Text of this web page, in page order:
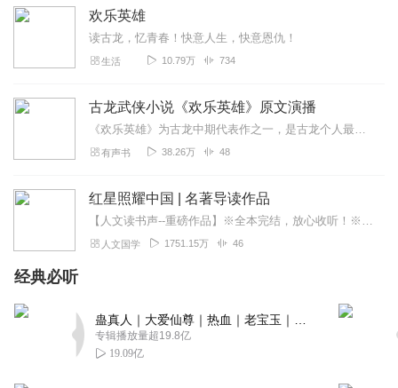
馨雅之声
非常精彩的一本作品，故事很有新意！主播们声音好听的不
点！听书是可以和做其他事情同时进行的！已经推荐给朋友
草原德虎
主播太优秀了，恭喜主播又上新专辑，又有的听了，孩子们
的福音，订阅收藏分享转发给更多朋友们
欢乐英雄
读古龙，忆青春！快意人生，快意恩仇！
生活 10.79万 734
古龙武侠小说《欢乐英雄》原文演播
《欢乐英雄》为古龙中期代表作之一，是古龙个人最喜欢的一部作品。主要讲述了武林大侠以外平凡不起眼的故事。书中描写着重友谊、人性，描写武林大侠以外平凡不起眼...
有声书 38.26万 48
红星照耀中国 | 名著导读作品
【人文读书声--重磅作品】※全本完结，放心收听！※八年级（上）语文教科书名著导读指定作品，同名有声书！※著名翻译家董乐山先生权威中文译本！※人民文学出版...
人文国学 1751.15万 46
经典必听
专辑播放量超19.8亿
19.09亿